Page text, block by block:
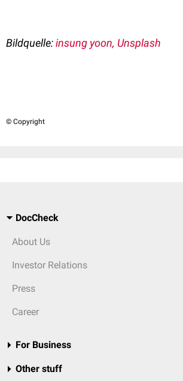
Bildquelle:insung yoon, Unsplash
© Copyright
DocCheck
About Us
Investor Relations
Press
Career
For Business
Other stuff